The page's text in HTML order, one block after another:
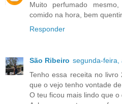
Muito perfumado
comido na hora, bem
Responder
São Ribeiro segunda-feira,
Tenho essa receita no
que o vejo tenho vontade de
O teu ficou mais lindo que o